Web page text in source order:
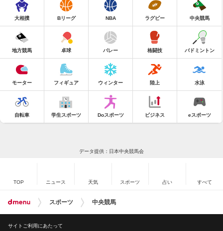
大相撲 Bリーグ NBA ラグビー 中央競馬
地方競馬 卓球 バレー 格闘技 バドミントン
モーター フィギュア ウィンター 陸上 水泳
自転車 学生スポーツ Doスポーツ ビジネス eスポーツ
データ提供：日本中央競馬会
TOP ニュース 天気 スポーツ 占い すべて
スポーツ 中央競馬
サイトご利用にあたって